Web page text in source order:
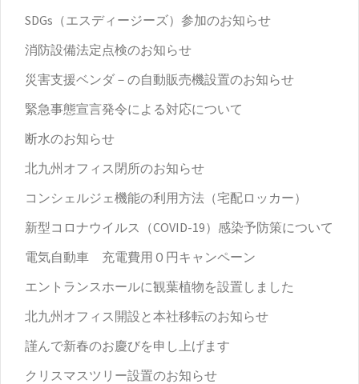
SDGs（エスディージーズ）参加のお知らせ
消防設備法定点検のお知らせ
災害支援ベンダ－の自動販売機設置のお知らせ
緊急事態宣言発令による対応について
断水のお知らせ
北九州オフィス閉所のお知らせ
コンシェルジェ機能の利用方法（宅配ロッカー）
新型コロナウイルス（COVID-19）感染予防策について
電気自動車 充電費用０円キャンペーン
エントランスホールに観葉植物を設置しました
北九州オフィス開設と本社移転のお知らせ
謹んで新春のお慶びを申し上げます
クリスマスツリー設置のお知らせ